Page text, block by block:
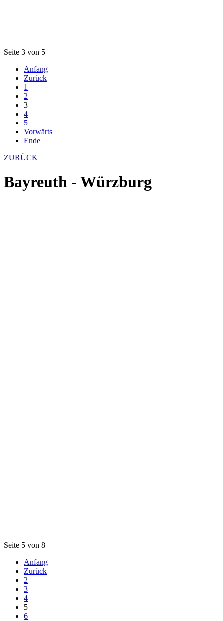
Seite 3 von 5
Anfang
Zurück
1
2
3
4
5
Vorwärts
Ende
ZURÜCK
Bayreuth - Würzburg
Seite 5 von 8
Anfang
Zurück
2
3
4
5
6